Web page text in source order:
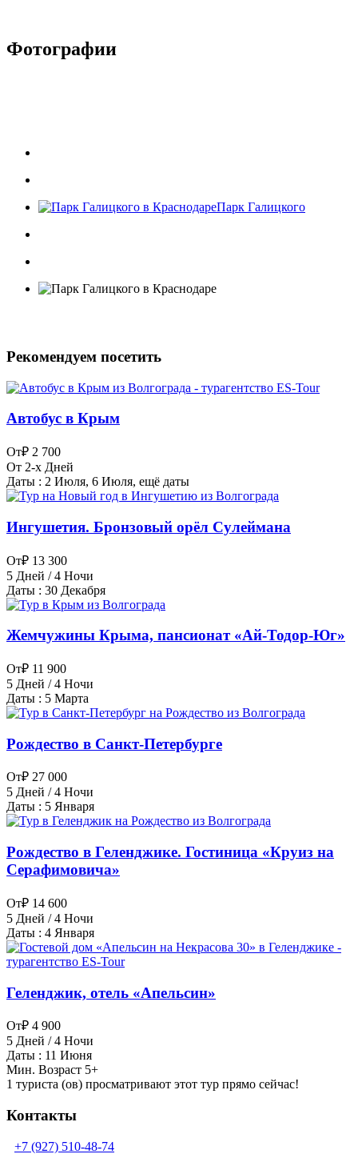
Фотографии
Парк Галицкого
Рекомендуем посетить
Автобус в Крым
От₽ 2 700
От 2-х Дней
Даты : 2 Июля, 6 Июля, ещё даты
Ингушетия. Бронзовый орёл Сулеймана
От₽ 13 300
5 Дней / 4 Ночи
Даты : 30 Декабря
Жемчужины Крыма, пансионат «Ай-Тодор-Юг»
От₽ 11 900
5 Дней / 4 Ночи
Даты : 5 Марта
Рождество в Санкт-Петербурге
От₽ 27 000
5 Дней / 4 Ночи
Даты : 5 Января
Рождество в Геленджике. Гостиница «Круиз на
Серафимовича»
От₽ 14 600
5 Дней / 4 Ночи
Даты : 4 Января
Геленджик, отель «Апельсин»
От₽ 4 900
5 Дней / 4 Ночи
Даты : 11 Июня
Мин. Возраст 5+
1 туриста (ов) просматривают этот тур прямо сейчас!
Контакты
+7 (927) 510-48-74